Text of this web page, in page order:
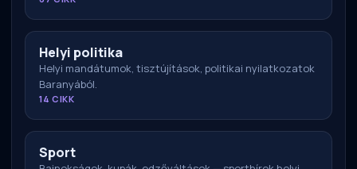
Helyi politika
Helyi mandátumok, tisztújítások, politikai nyilatkozatok
Baranyából.
14 CIKK
Sport